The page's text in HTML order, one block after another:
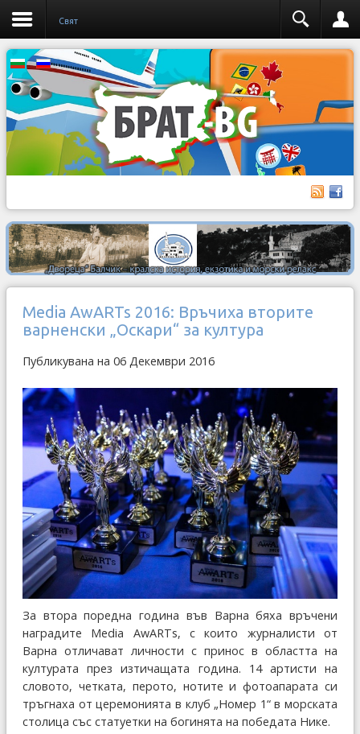
Свят
Media AwARTs 2016: Връчиха вторите
варненски „Оскари“ за култура
Публикувана на 06 Декември 2016
За втора поредна година във Варна бяха връчени
наградите Media AwARTs, с които журналисти от
Варна отличават личности с принос в областта на
културата през изтичащата година. 14 артисти на
словото, четката, перото, нотите и фотоапарата си
тръгнаха от церемонията в клуб „Номер 1“ в морската
столица със статуетки на богинята на победата Нике.